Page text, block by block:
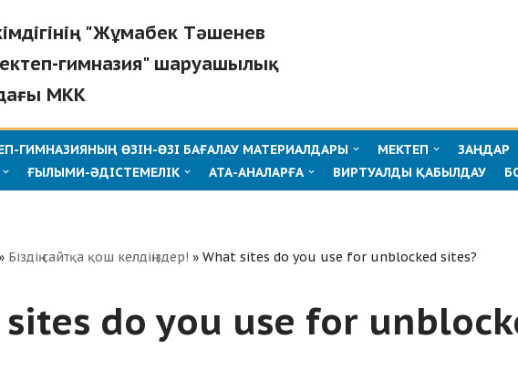
"Жұмабек Тәшенев
гимназия" шаруашылық
МКК
ГИМНАЗИЯНЫҢ ӨЗІН-ӨЗІ БАҒАЛАУ МАТЕРИАЛДАРЫ МЕКТЕП ЗАҢДАР
ҒЫЛЫМИ-ӘДІСТЕМЕЛІК АТА-АНАЛАРҒА ВИРТУАЛДЫ ҚАБЫЛДАУ
Біздің сайтқа қош келдіңіздер! » What sites do you use for unblocked sites?
do you use for